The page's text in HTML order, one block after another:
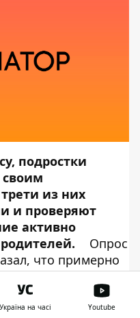
подростки
своим
из них
и проверяют
активно
Опрос
что примерно
и
за ночь. Об этом
, ссылаясь на
Україна на часі Youtube